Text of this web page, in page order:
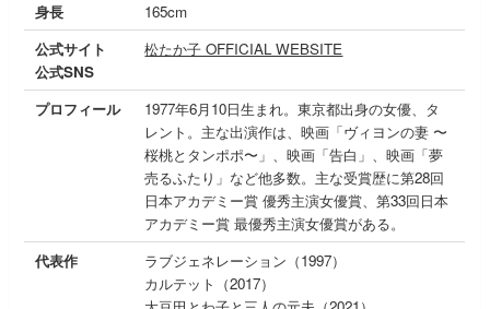
身長
165cm
公式サイト
公式SNS
松たか子 OFFICIAL WEBSITE
プロフィール
1977年6月10日生まれ。東京都出身の女優、タ
レント。主な出演作は、映画「ヴィヨンの妻 〜
桜桃とタンポポ〜」、映画「告白」、映画「夢
売るふたり」など他多数。主な受賞歴に第28回
日本アカデミー賞 優秀主演女優賞、第33回日本
アカデミー賞 最優秀主演女優賞がある。
代表作
ラブジェネレーション（1997）
カルテット（2017）